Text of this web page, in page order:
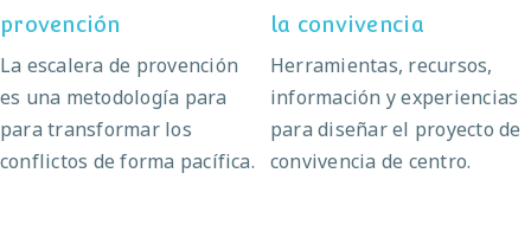
provención
La escalera de provención
es una metodología para
para transformar los
conflictos de forma pacífica.
la convivencia
Herramientas, recursos,
información y experiencias
para diseñar el proyecto de
convivencia de centro.